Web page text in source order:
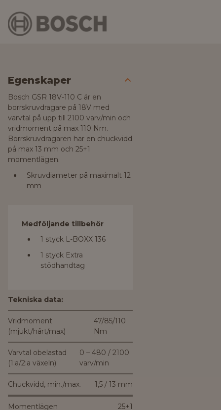
Egenskaper
Bosch GSR 18V-110 C är en
borrskruvdragare på 18V med
varvtal på upp till 2100 varv/min och
vridmoment på max 110 Nm.
Borrskruvdragaren har en chuckvidd
på max 13 mm och 25+1
momentlägen.
Skruvdiameter på maximalt 12
mm
Medföljande tillbehör
1 styck L-BOXX 136
1 styck Extra
stödhandtag
Tekniska data:
Vridmoment
(mjukt/hårt/max)
47/85/110
Nm
Varvtal obelastad
(1:a/2:a växeln)
0 – 480 / 2100
varv/min
Chuckvidd, min./max. 1,5 / 13 mm
Momentlägen 25+1